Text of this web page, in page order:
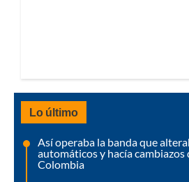
Lo último
Así operaba la banda que
automáticos y hacía cambiazos
Colombia